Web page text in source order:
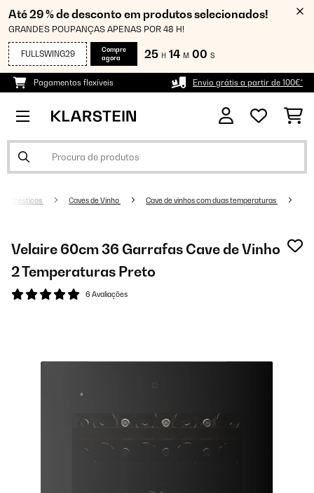
Até 29 % de desconto em produtos selecionados!
GRANDES POUPANÇAS APENAS POR 48 H!
FULLSWING29
Compre
agora
25 H 13 M 59 S
Pagamentos flexíveis Envio grátis a partir de 100€*
Caves de Vinho Cave de vinhos com duas temperaturas
Velaire 60cm 36 Garrafas Cave de Vinho
2 Temperaturas Preto
6 Avaliações